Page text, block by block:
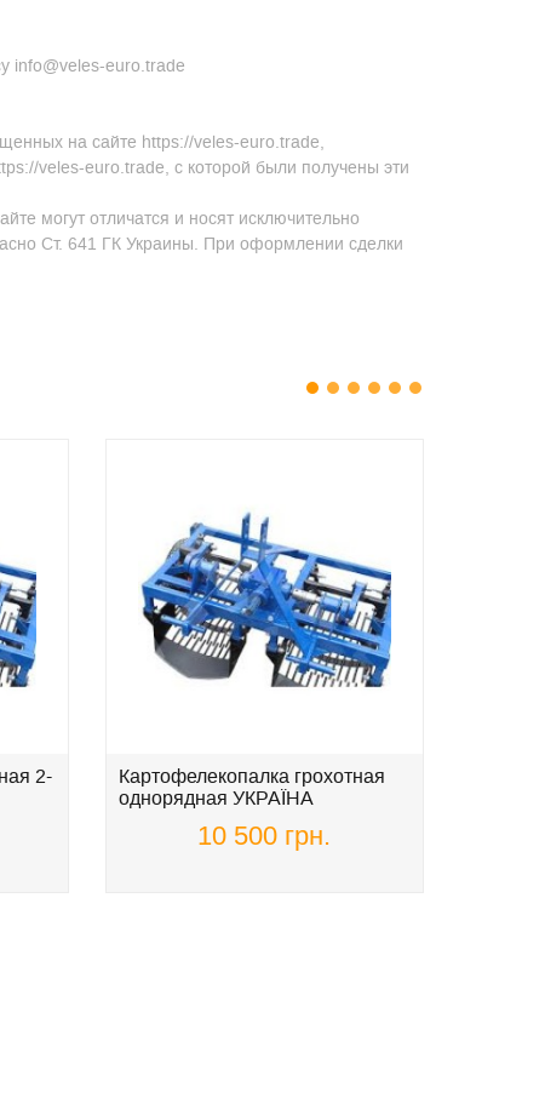
info@veles-euro.trade
на сайте https://veles-euro.trade,
veles-euro.trade, с которой были получены эти
могут отличатся и носят исключительно
Ст. 641 ГК Украины. При оформлении сделки
2-
Картофелекопалка грохотная
однорядная УКРАЇНА
10 500 грн.
1 2 3 4 5 6